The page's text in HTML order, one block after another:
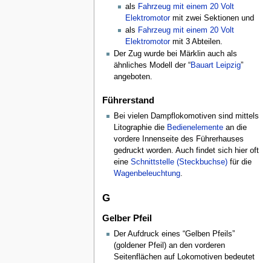
als Fahrzeug mit einem 20 Volt
Elektromotormit zwei Sektionen und
als Fahrzeug mit einem 20 Volt
Elektromotormit 3 Abteilen.
Der Zug wurde bei Märklin auch als
ähnliches Modell der “Bauart Leipzig”
angeboten.
Führerstand
Bei vielen Dampflokomotiven sind mittels
Litographie die Bedienelementean die
vordere Innenseite des Führerhauses
gedruckt worden. Auch findet sich hier oft
eine Schnittstelle (Steckbuchse)für die
Wagenbeleuchtung.
G
Gelber Pfeil
Der Aufdruck eines “Gelben Pfeils”
(goldener Pfeil) an den vorderen
Seitenflächen auf Lokomotiven bedeutet